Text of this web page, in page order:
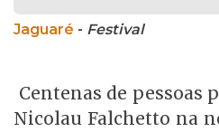
Jaguaré - Festival
Centenas de pessoas
Nicolau Falchetto na